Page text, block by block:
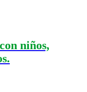
niños,